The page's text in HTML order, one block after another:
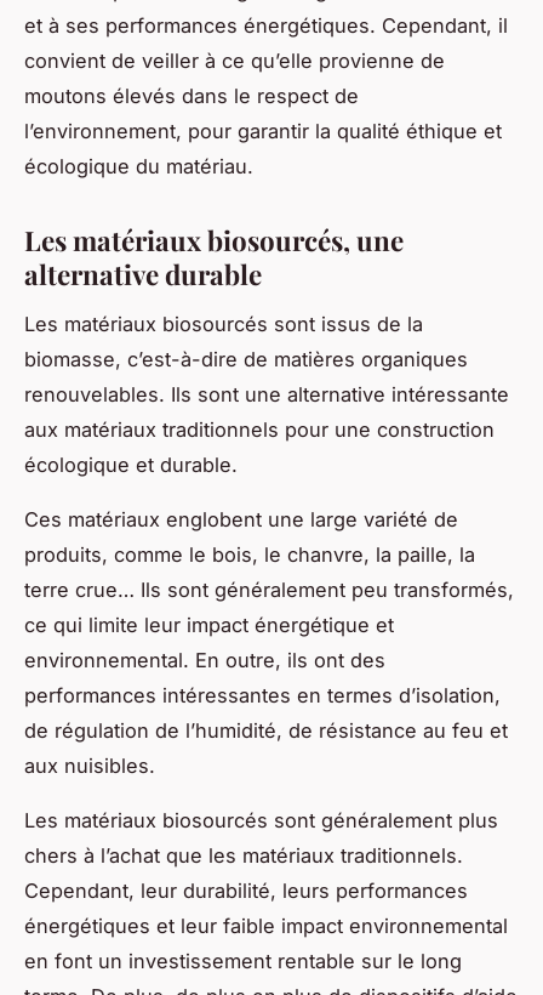
et à ses performances énergétiques. Cependant, il
convient de veiller à ce qu’elle provienne de
moutons élevés dans le respect de
l’environnement, pour garantir la qualité éthique et
écologique du matériau.
Les matériaux biosourcés, une
alternative durable
Les matériaux biosourcés sont issus de la
biomasse, c’est-à-dire de matières organiques
renouvelables. Ils sont une alternative intéressante
aux matériaux traditionnels pour une construction
écologique et durable.
Ces matériaux englobent une large variété de
produits, comme le bois, le chanvre, la paille, la
terre crue… Ils sont généralement peu transformés,
ce qui limite leur impact énergétique et
environnemental. En outre, ils ont des
performances intéressantes en termes d’isolation,
de régulation de l’humidité, de résistance au feu et
aux nuisibles.
Les matériaux biosourcés sont généralement plus
chers à l’achat que les matériaux traditionnels.
Cependant, leur durabilité, leurs performances
énergétiques et leur faible impact environnemental
en font un investissement rentable sur le long